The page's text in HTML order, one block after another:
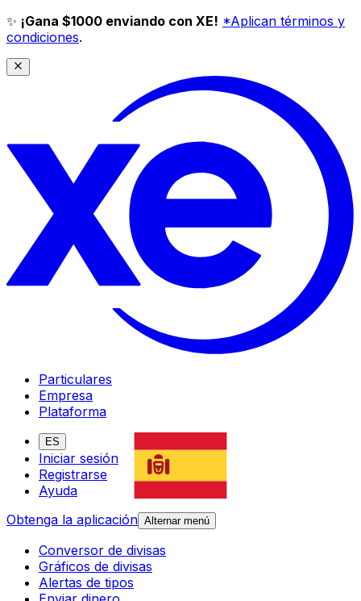
✨ ¡Gana $1000 enviando con XE! *Aplican términos y
condiciones.
Particulares
Empresa
Plataforma
ES
Iniciar sesión
Registrarse
Ayuda
Obtenga la aplicación Alternar menú
Conversor de divisas
Gráficos de divisas
Alertas de tipos